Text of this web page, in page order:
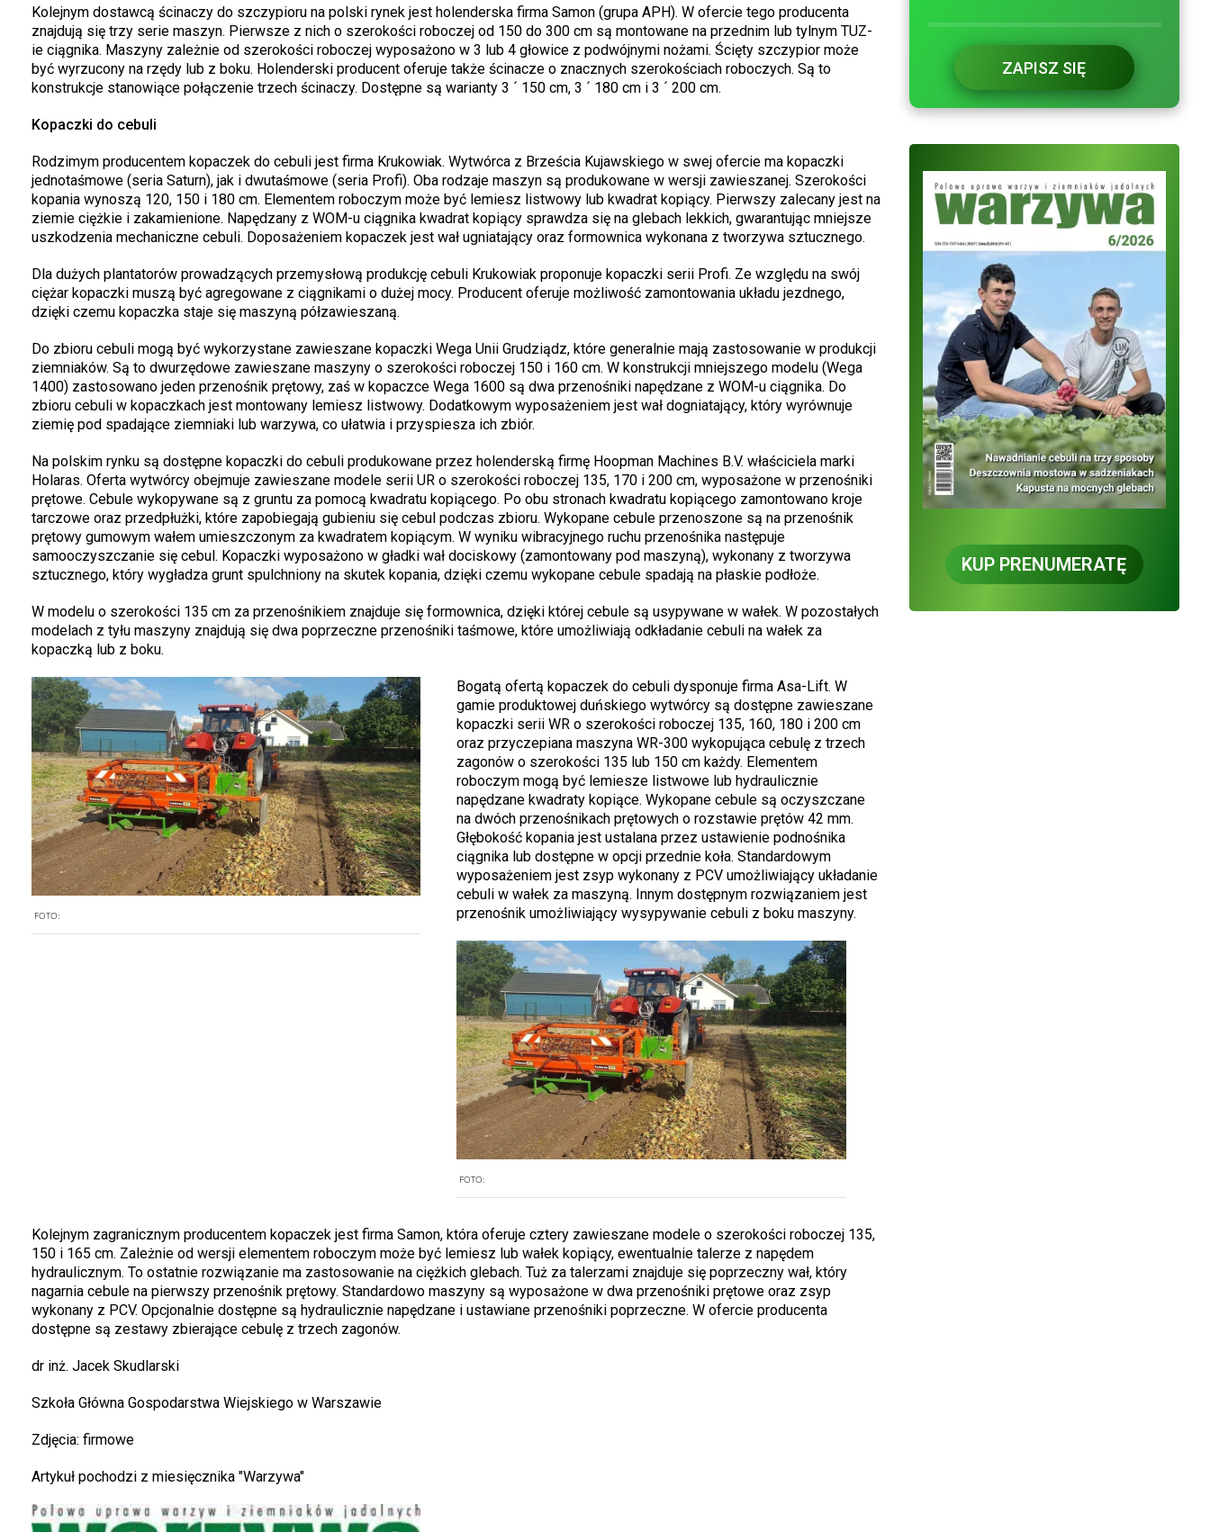
Kolejnym dostawcą ścinaczy do szczypioru na polski rynek jest holenderska firma Samon (grupa APH). W ofercie tego producenta
znajdują się trzy serie maszyn. Pierwsze z nich o szerokości roboczej od 150 do 300 cm są montowane na przednim lub tylnym TUZ-
ie ciągnika. Maszyny zależnie od szerokości roboczej wyposażono w 3 lub 4 głowice z podwójnymi nożami. Ścięty szczypior może
być wyrzucony na rzędy lub z boku. Holenderski producent oferuje także ścinacze o znacznych szerokościach roboczych. Są to
konstrukcje stanowiące połączenie trzech ścinaczy. Dostępne są warianty 3 ´ 150 cm, 3 ´ 180 cm i 3 ´ 200 cm.
Kopaczki do cebuli
Rodzimym producentem kopaczek do cebuli jest firma Krukowiak. Wytwórca z Brześcia Kujawskiego w swej ofercie ma kopaczki
jednotaśmowe (seria Saturn), jak i dwutaśmowe (seria Profi). Oba rodzaje maszyn są produkowane w wersji zawieszanej. Szerokości
kopania wynoszą 120, 150 i 180 cm. Elementem roboczym może być lemiesz listwowy lub kwadrat kopiący. Pierwszy zalecany jest na
ziemie ciężkie i zakamienione. Napędzany z WOM-u ciągnika kwadrat kopiący sprawdza się na glebach lekkich, gwarantując mniejsze
uszkodzenia mechaniczne cebuli. Doposażeniem kopaczek jest wał ugniatający oraz formownica wykonana z tworzywa sztucznego.
Dla dużych plantatorów prowadzących przemysłową produkcję cebuli Krukowiak proponuje kopaczki serii Profi. Ze względu na swój
ciężar kopaczki muszą być agregowane z ciągnikami o dużej mocy. Producent oferuje możliwość zamontowania układu jezdnego,
dzięki czemu kopaczka staje się maszyną półzawieszaną.
Do zbioru cebuli mogą być wykorzystane zawieszane kopaczki Wega Unii Grudziądz, które generalnie mają zastosowanie w produkcji
ziemniaków. Są to dwurzędowe zawieszane maszyny o szerokości roboczej 150 i 160 cm. W konstrukcji mniejszego modelu (Wega
1400) zastosowano jeden przenośnik prętowy, zaś w kopaczce Wega 1600 są dwa przenośniki napędzane z WOM-u ciągnika. Do
zbioru cebuli w kopaczkach jest montowany lemiesz listwowy. Dodatkowym wyposażeniem jest wał dogniatający, który wyrównuje
ziemię pod spadające ziemniaki lub warzywa, co ułatwia i przyspiesza ich zbiór.
Na polskim rynku są dostępne kopaczki do cebuli produkowane przez holenderską firmę Hoopman Machines B.V. właściciela marki
Holaras. Oferta wytwórcy obejmuje zawieszane modele serii UR o szerokości roboczej 135, 170 i 200 cm, wyposażone w przenośniki
prętowe. Cebule wykopywane są z gruntu za pomocą kwadratu kopiącego. Po obu stronach kwadratu kopiącego zamontowano kroje
tarczowe oraz przedpłużki, które zapobiegają gubieniu się cebul podczas zbioru. Wykopane cebule przenoszone są na przenośnik
prętowy gumowym wałem umieszczonym za kwadratem kopiącym. W wyniku wibracyjnego ruchu przenośnika następuje
samooczyszczanie się cebul. Kopaczki wyposażono w gładki wał dociskowy (zamontowany pod maszyną), wykonany z tworzywa
sztucznego, który wygładza grunt spulchniony na skutek kopania, dzięki czemu wykopane cebule spadają na płaskie podłoże.
W modelu o szerokości 135 cm za przenośnikiem znajduje się formownica, dzięki której cebule są usypywane w wałek. W pozostałych
modelach z tyłu maszyny znajdują się dwa poprzeczne przenośniki taśmowe, które umożliwiają odkładanie cebuli na wałek za
kopaczką lub z boku.
FOTO:
Bogatą ofertą kopaczek do cebuli dysponuje firma Asa-Lift. W
gamie produktowej duńskiego wytwórcy są dostępne zawieszane
kopaczki serii WR o szerokości roboczej 135, 160, 180 i 200 cm
oraz przyczepiana maszyna WR-300 wykopująca cebulę z trzech
zagonów o szerokości 135 lub 150 cm każdy. Elementem
roboczym mogą być lemiesze listwowe lub hydraulicznie
napędzane kwadraty kopiące. Wykopane cebule są oczyszczane
na dwóch przenośnikach prętowych o rozstawie prętów 42 mm.
Głębokość kopania jest ustalana przez ustawienie podnośnika
ciągnika lub dostępne w opcji przednie koła. Standardowym
wyposażeniem jest zsyp wykonany z PCV umożliwiający układanie
cebuli w wałek za maszyną. Innym dostępnym rozwiązaniem jest
przenośnik umożliwiający wysypywanie cebuli z boku maszyny.
FOTO:
Kolejnym zagranicznym producentem kopaczek jest firma Samon, która oferuje cztery zawieszane modele o szerokości roboczej 135,
150 i 165 cm. Zależnie od wersji elementem roboczym może być lemiesz lub wałek kopiący, ewentualnie talerze z napędem
hydraulicznym. To ostatnie rozwiązanie ma zastosowanie na ciężkich glebach. Tuż za talerzami znajduje się poprzeczny wał, który
nagarnia cebule na pierwszy przenośnik prętowy. Standardowo maszyny są wyposażone w dwa przenośniki prętowe oraz zsyp
wykonany z PCV. Opcjonalnie dostępne są hydraulicznie napędzane i ustawiane przenośniki poprzeczne. W ofercie producenta
dostępne są zestawy zbierające cebulę z trzech zagonów.
dr inż. Jacek Skudlarski
Szkoła Główna Gospodarstwa Wiejskiego w Warszawie
Zdjęcia: firmowe
Artykuł pochodzi z miesięcznika "Warzywa"
ZAPISZ SIĘ
KUP PRENUMERATĘ